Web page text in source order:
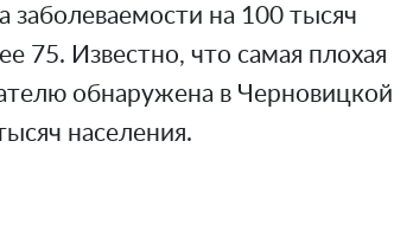
заболеваемости на 100 тысяч
75. Известно, что самая плохая
обнаружена в Черновицкой
населения.